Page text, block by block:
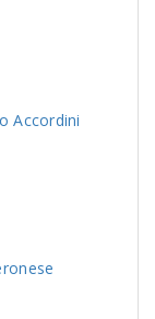
Accordini